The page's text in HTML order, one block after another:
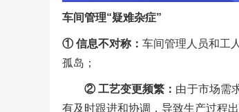
车间管理“疑难杂症”
① 信息不对称： 车间管理人员和工
孤岛；
② 工艺变更频繁： 由于市场需
有及时跟进和协调，导致生产过程出